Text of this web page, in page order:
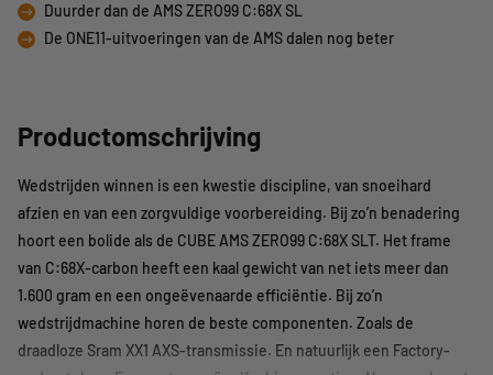
Duurder dan de AMS ZERO99 C:68X SL
De ONE11-uitvoeringen van de AMS dalen nog beter
Productomschrijving
Wedstrijden winnen is een kwestie discipline, van snoeihard
afzien en van een zorgvuldige voorbereiding. Bij zo’n benadering
hoort een bolide als de CUBE AMS ZERO99 C:68X SLT. Het frame
van C:68X-carbon heeft een kaal gewicht van net iets meer dan
1.600 gram en een ongeëvenaarde efficiëntie. Bij zo’n
wedstrijdmachine horen de beste componenten. Zoals de
draadloze Sram XX1 AXS-transmissie. En natuurlijk een Factory-